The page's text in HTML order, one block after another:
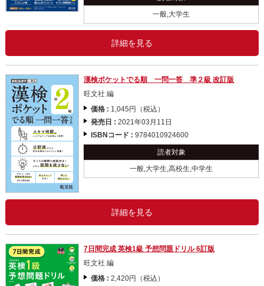
一般,大学生
詳細を見る
漢検ポケットでる順 一問一答 準２級 改訂版
旺文社 編
価格 : 1,045円（税込）
発売日 :2021年03月11日
ISBNコード :9784010924600
読者対象
一般,大学生,高校生,中学生
詳細を見る
7日間完成 英検1級 予想問題ドリル 6訂版
旺文社 編
価格 :2,420円（税込）